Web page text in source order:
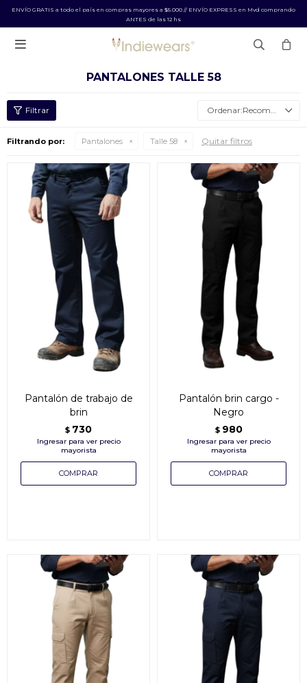
ENVÍO GRATIS a todo el país en compras mayores a $5.000 // ENVÍO EXPRESS en Mvd comprando
ANTES de las 12 hs

PANTALONES TALLE 58
Recomendados
Filtrando por: Pantalones Talle 58 Quitar filtros
Pantalón de trabajo de
brin
$ 730
Pantalón brin cargo -
Negro
$ 980